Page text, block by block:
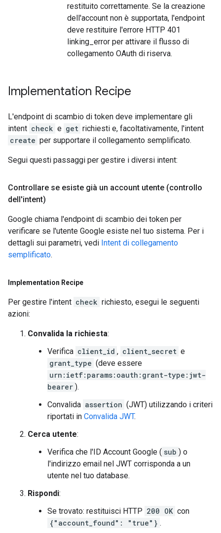
restituito correttamente. Se la creazione
dell'account non è supportata, l'endpoint
deve restituire l'errore HTTP 401
linking_error per attivare il flusso di
collegamento OAuth di riserva.
Implementation Recipe
L'endpoint di scambio di token deve implementare gli
intent check e get richiesti e, facoltativamente, l'intent
create per supportare il collegamento semplificato.
Segui questi passaggi per gestire i diversi intent:
Controllare se esiste già un account utente (controllo
dell'intent)
Google chiama l'endpoint di scambio dei token per
verificare se l'utente Google esiste nel tuo sistema. Per i
dettagli sui parametri, vedi Intent di collegamento
semplificato.
Implementation Recipe
Per gestire l'intent check richiesto, esegui le seguenti
azioni:
Convalida la richiesta:
Verifica client_id , client_secret e
grant_type (deve essere
urn:ietf:params:oauth:grant-type:jwt-
bearer ).
Convalida assertion (JWT) utilizzando i criteri
riportati in Convalida JWT.
Cerca utente:
Verifica che l'ID Account Google ( sub ) o
l'indirizzo email nel JWT corrisponda a un
utente nel tuo database.
Rispondi:
Se trovato: restituisci HTTP 200 OK con
{"account_found": "true"} .